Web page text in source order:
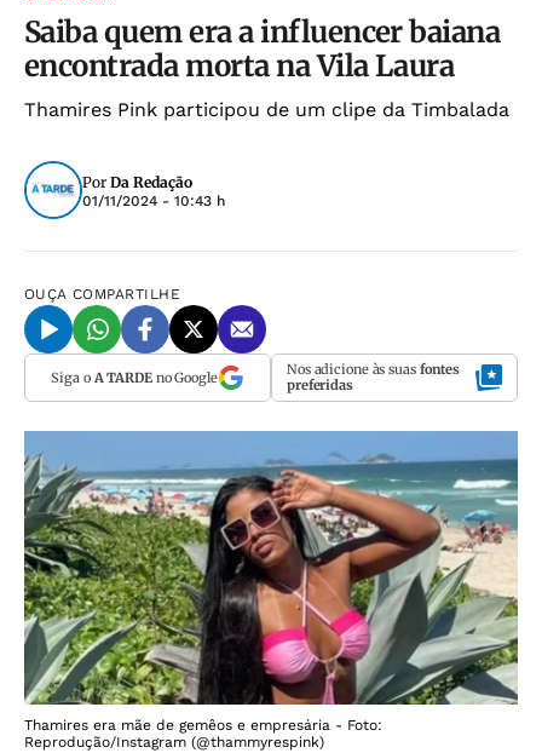
Saiba quem era a influencer baiana
encontrada morta na Vila Laura
Thamires Pink participou de um clipe da Timbalada
Por Da Redação
01/11/2024 - 10:43 h
OUÇA COMPARTILHE
Siga o A TARDEno Google Nos adicione às suas fontes
preferidas
Thamires era mãe de gemêos e empresária - Foto:
Reprodução/Instagram (@thammyrespink)